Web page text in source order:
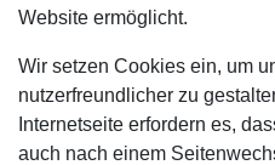
Website ermöglicht.
Wir setzen Cookies ein, um
nutzerfreundlicher zu
Internetseite erfordern es,
auch nach einem